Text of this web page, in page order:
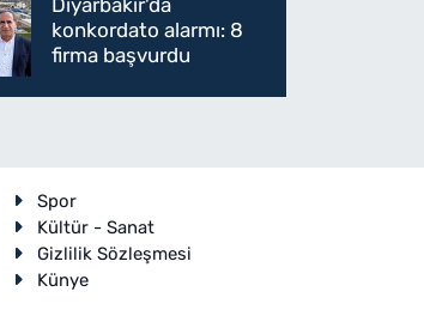
konkordato alarmı: 8
firma başvurdu
Spor
Kültür - Sanat
Gizlilik Sözleşmesi
Künye